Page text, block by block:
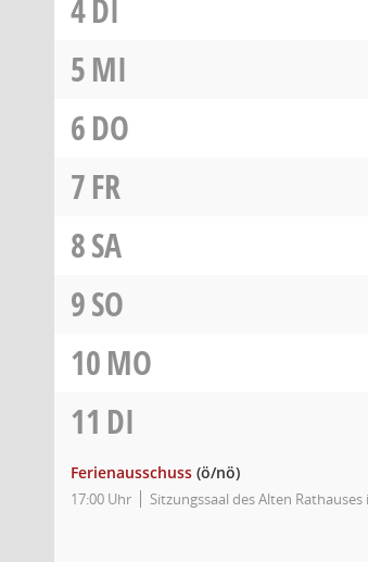
4DI
5MI
6DO
7FR
8SA
9SO
10MO
11 DI
Ferienausschuss (ö/nö)
17:00 Uhr Sitzungssaal des Alten